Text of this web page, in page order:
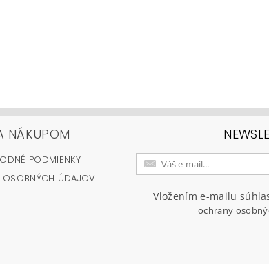
NÁKUPOM
PODMIENKY
OSOBNÝCH ÚDAJOV
Vložením e-mailu
ochrany